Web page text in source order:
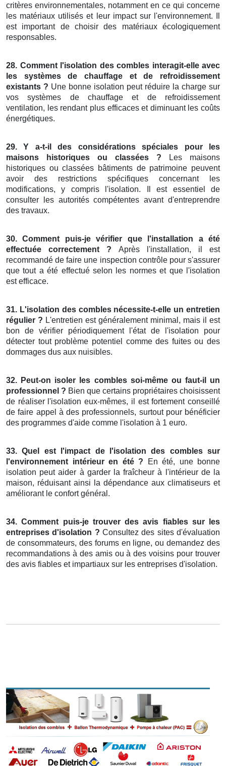
critères environnementales, notamment en ce qui concerne
les matériaux utilisés et leur impact sur l'environnement. Il
est important de choisir des matériaux écologiquement
responsables.
28. Comment l'isolation des combles interagit-elle avec
les systèmes de chauffage et de refroidissement
existants ? Une bonne isolation peut réduire la charge sur
vos systèmes de chauffage et de refroidissement
ventilation, les rendant plus efficaces et diminuant les coûts
énergétiques.
29. Y a-t-il des considérations spéciales pour les
maisons historiques ou classées ? Les maisons
historiques ou classées bâtiments de patrimoine peuvent
avoir des restrictions spécifiques concernant les
modifications, y compris l'isolation. Il est essentiel de
consulter les autorités compétentes avant d'entreprendre
des travaux.
30. Comment puis-je vérifier que l'installation a été
effectuée correctement ? Après l'installation, il est
recommandé de faire une inspection contrôle pour s'assurer
que tout a été effectué selon les normes et que l'isolation
est efficace.
31. L'isolation des combles nécessite-t-elle un entretien
régulier ? L'entretien est généralement minimal, mais il est
bon de vérifier périodiquement l'état de l'isolation pour
détecter tout problème potentiel comme des fuites ou des
dommages dus aux nuisibles.
32. Peut-on isoler les combles soi-même ou faut-il un
professionnel ? Bien que certains propriétaires choisissent
de réaliser l'isolation eux-mêmes, il est fortement conseillé
de faire appel à des professionnels, surtout pour bénéficier
des programmes d'aide comme l'isolation à 1 euro.
33. Quel est l'impact de l'isolation des combles sur
l'environnement intérieur en été ? En été, une bonne
isolation peut aider à garder la fraîcheur à l'intérieur de la
maison, réduisant ainsi la dépendance aux climatiseurs et
améliorant le confort général.
34. Comment puis-je trouver des avis fiables sur les
entreprises d'isolation ? Consultez des sites d'évaluation
de consommateurs, des forums en ligne, ou demandez des
recommandations à des amis ou à des voisins pour trouver
des avis fiables et impartiaux sur les entreprises d'isolation.